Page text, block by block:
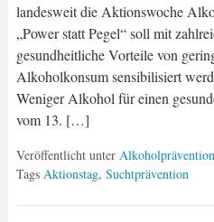
landesweit die Aktionswoche
„Power statt Pegel“ soll mit
gesundheitliche Vorteile von
Alkoholkonsum sensibilisiert
Weniger Alkohol für einen
vom 13. […]
Veröffentlicht unter Alkoholprävention
Tags Aktionstag, Suchtprävention